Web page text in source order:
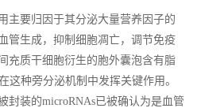
主要归因于其分泌大量营养因子的
管生成，抑制细胞凋亡，调节免疫
充质干细胞衍生的胞外囊泡含有脂
这种旁分泌机制中发挥关键作用。
封装的microRNAs已被确认为是血管